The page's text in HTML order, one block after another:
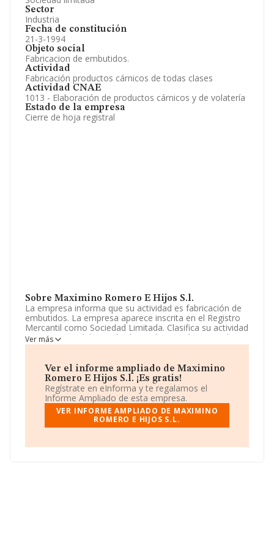
Sector
Industria
Fecha de constitución
21-3-1994
Objeto social
Fabricacion de embutidos.
Actividad
Fabricación productos cárnicos de todas clases
Actividad CNAE
1013 - Elaboración de productos cárnicos y de volatería
Estado de la empresa
Cierre de hoja registral
Sobre Maximino Romero E Hijos S.l.
La empresa informa que su actividad es fabricación de
embutidos. La empresa aparece inscrita en el Registro
Mercantil como Sociedad Limitada. Clasifica su actividad
CNAE como 'Elaboración de productos cárnicos y de
volatería', código 1013. No realiza actividad de
La plantilla se ha reducido un 25% y teniendo en cuenta
la información a disposición de INFORMA, ha contado
con un número de empleados inferior a la media de
sector.
Para comunicarse con sus oficinas, el número de
Ver más
Ver el informe ampliado de Maximino
Romero E Hijos S.l. ¡Es gratis!
Regístrate en eInforma y te regalamos el
Informe Ampliado de esta empresa.
VER INFORME AMPLIADO DE MAXIMINO
ROMERO E HIJOS S.L.